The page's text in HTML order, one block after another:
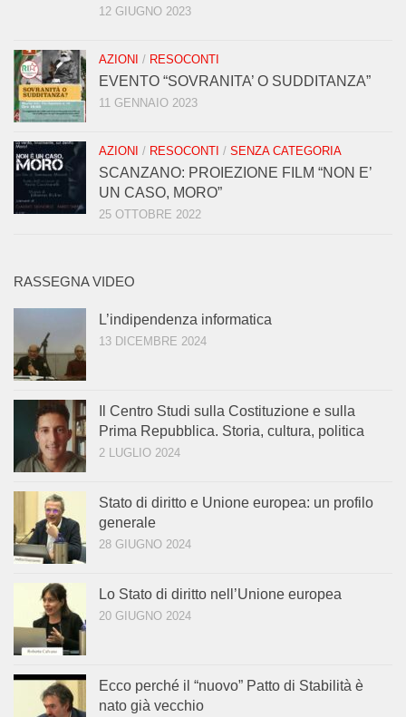
12 GIUGNO 2023
AZIONI / RESOCONTI
EVENTO “SOVRANITA’ O SUDDITANZA”
11 GENNAIO 2023
AZIONI / RESOCONTI / SENZA CATEGORIA
SCANZANO: PROIEZIONE FILM “NON E’
UN CASO, MORO”
25 OTTOBRE 2022
RASSEGNA VIDEO
L’indipendenza informatica
13 DICEMBRE 2024
Il Centro Studi sulla Costituzione e sulla
Prima Repubblica. Storia, cultura, politica
2 LUGLIO 2024
Stato di diritto e Unione europea: un profilo
generale
28 GIUGNO 2024
Lo Stato di diritto nell’Unione europea
20 GIUGNO 2024
Ecco perché il “nuovo” Patto di Stabilità è
nato già vecchio